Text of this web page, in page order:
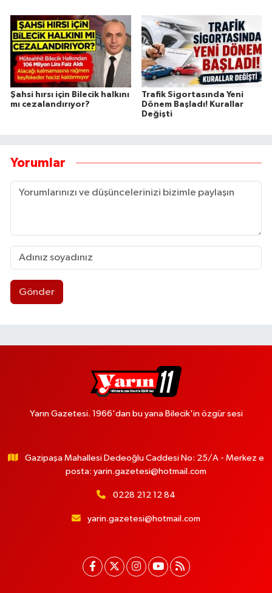
Şahsi hırsı için Bilecik halkını
mı cezalandırıyor?
Trafik Sigortasında Yeni
Dönem Başladı! Kurallar
Değişti
Yorumlar
Gönder
Yarın Gazetesi. 1966'dan bu yana Bilecik'in özgür sesi
Gazipaşa Mahallesi Dedeoğlu Caddesi No: 25/A - Merkez e
posta: yarin.gazetesi@hotmail.com
0228 212 12 84
yarin.gazetesi@hotmail.com